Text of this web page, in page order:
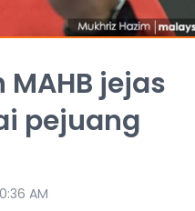
jejas
pejuang
AM